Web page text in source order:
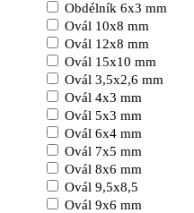
Obdélník 6x3 mm
Ovál 10x8 mm
Ovál 12x8 mm
Ovál 15x10 mm
Ovál 3,5x2,6 mm
Ovál 4x3 mm
Ovál 5x3 mm
Ovál 6x4 mm
Ovál 7x5 mm
Ovál 8x6 mm
Ovál 9,5x8,5
Ovál 9x6 mm